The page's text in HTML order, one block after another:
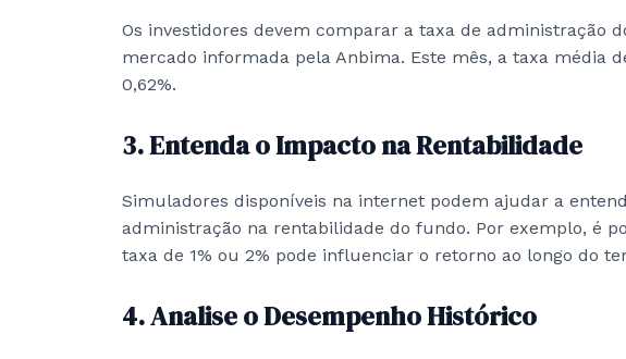
Os investidores devem comparar a taxa de administração
mercado informada pela Anbima. Este mês, a taxa média
0,62%.
3. Entenda o Impacto na Rentabilidade
Simuladores disponíveis na internet podem ajudar a
administração na rentabilidade do fundo. Por exemplo, é
taxa de 1% ou 2% pode influenciar o retorno ao longo do
4. Analise o Desempenho Histórico